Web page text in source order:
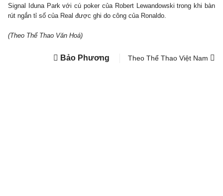
Signal Iduna Park với cú poker của Robert Lewandowski trong khi bàn
rút ngắn tỉ số của Real được ghi do công của Ronaldo.
(Theo Thể Thao Văn Hoá)
Bảo Phương Theo Thể Thao Việt Nam